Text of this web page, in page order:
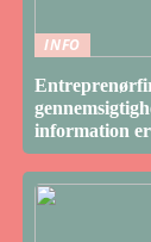
INFO
information